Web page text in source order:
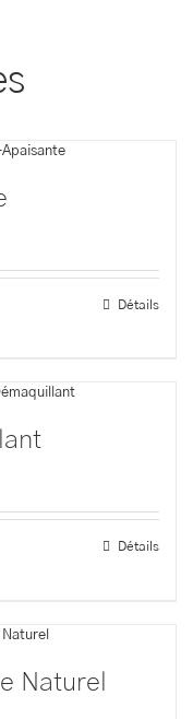
Détails
Détails
Naturel